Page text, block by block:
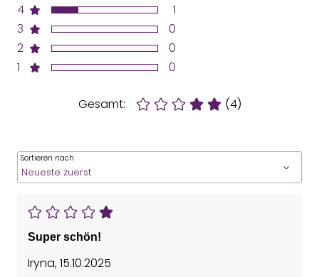
4
3
2
1
1
0
0
0
Gesamt: (4)
Sortieren nach
Super schön!
Iryna,15.10.2025